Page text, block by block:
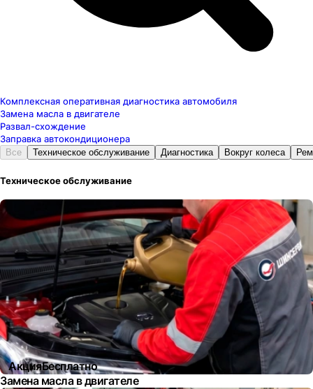
Комплексная оперативная диагностика автомобиля
Замена масла в двигателе
Развал-схождение
Заправка автокондиционера
Все Техническое обслуживание Диагностика Вокруг колеса
Техническое обслуживание
АкцияБесплатно
Замена масла в двигателе